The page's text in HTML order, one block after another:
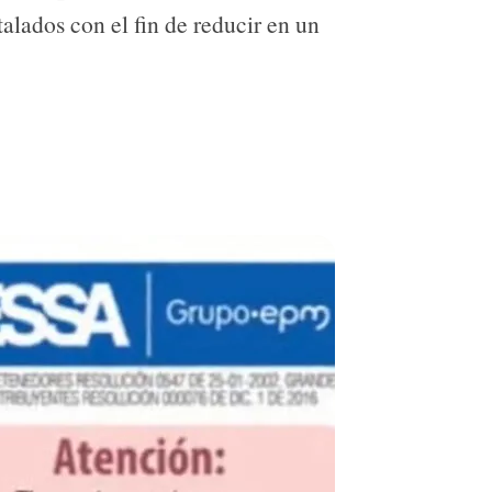
con el fin de reducir en un